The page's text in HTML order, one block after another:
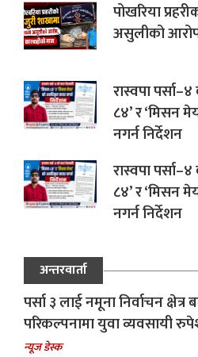
पोखरिया
असुलीको
रास्वपा
८४’ र ‘मिसन
नगर्न निर्देशन
रास्वपा
८४’ र ‘मिसन
नगर्न निर्देशन
अन्तरवार्ता
पर्सा ३ लाई नमूना निर्वाचन क्षेत्र
परिकल्पनामा युवा व्यवसायी
न्यूज डेस्क